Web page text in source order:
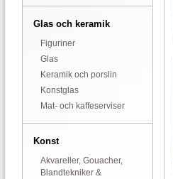
Glas och keramik
Figuriner
Glas
Keramik och porslin
Konstglas
Mat- och kaffeserviser
Konst
Akvareller, Gouacher,
Blandtekniker &